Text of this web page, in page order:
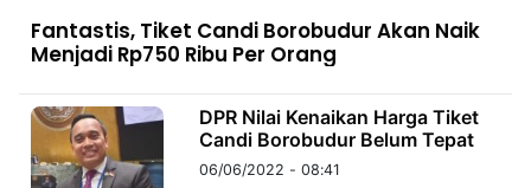
Fantastis, Tiket Candi Borobudur Akan Naik
Menjadi Rp750 Ribu Per Orang
DPR Nilai Kenaikan Harga Tiket
Candi Borobudur Belum Tepat
06/06/2022 - 08:41